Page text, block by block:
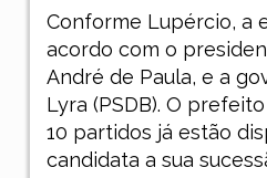
Conforme Lupércio, a
acordo com o
André de Paula, e a
Lyra (PSDB). O
10 partidos já estão
candidata a sua